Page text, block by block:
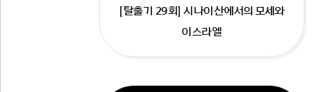
[탈출기 29회] 시나이산에서의 모세와
이스라엘